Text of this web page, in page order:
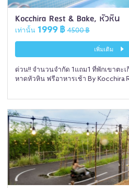
Kocchira Rest & Bake, หัวหิน
เท่านั้น 1999 ฿ 4500 ฿
เพิ่มเติม
ด่วน!! จำนวนจำกัด 1แถม1 ที่พักเขาตะ
หาดหัวหิน ฟรีอาหารเช้า By Kocchira